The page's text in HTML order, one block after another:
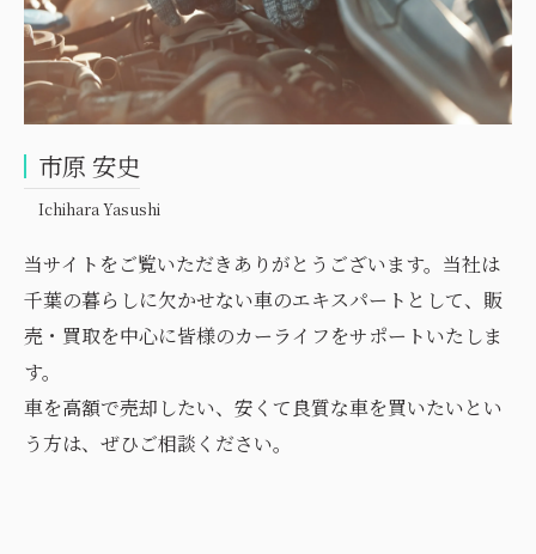
市原 安史
Ichihara Yasushi
当サイトをご覧いただきありがとうございます。当社は
千葉の暮らしに欠かせない車のエキスパートとして、販
売・買取を中心に皆様のカーライフをサポートいたしま
す。
車を高額で売却したい、安くて良質な車を買いたいとい
う方は、ぜひご相談ください。